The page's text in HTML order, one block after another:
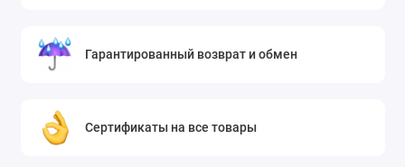
Гарантированный возврат и обмен
Сертификаты на все товары